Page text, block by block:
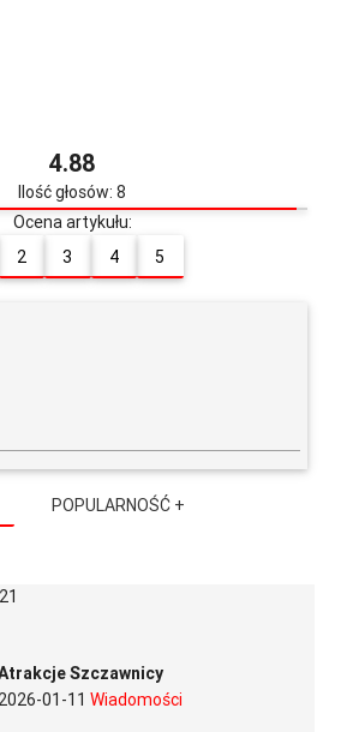
4.88
Ilość głosów: 8
Ocena artykułu:
2 3 4 5
POPULARNOŚĆ +
Szczawnicy
2026-01-11 Wiadomości